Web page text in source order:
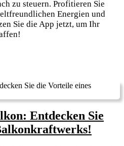
Welche
App
zu steuern. Profitieren Sie
Energien und
Sie die App jetzt, um Ihr
Entdecken Sie